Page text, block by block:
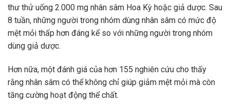
thư thử uống 2.000 mg nhân sâm Hoa Kỳ hoặc giả dược. Sau
8 tuần, những người trong nhóm dùng nhân sâm có mức độ
mệt mỏi thấp hơn đáng kể so với những người trong nhóm
dùng giả dược.
Hơn nữa, một đánh giá của hơn 155 nghiên cứu cho thấy
rằng nhân sâm có thể không chỉ giúp giảm mệt mỏi mà còn
tăng cường hoạt động thể chất.